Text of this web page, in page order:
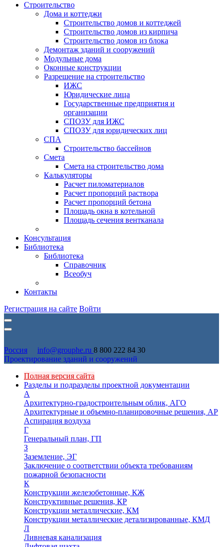
Строительство
Дома и коттеджи
Строительство домов и коттеджей
Строительство домов из кирпича
Строительство домов из блока
Демонтаж зданий и сооружений
Модульные дома
Оконные конструкции
Разрешение на строительство
ИЖС
Юридические лица
Государственные предприятия и
организации
СПОЗУ для ИЖС
СПОЗУ для юридических лиц
СПА
Строительство бассейнов
Смета
Смета на строительство дома
Калькуляторы
Расчет пиломатериалов
Расчет пропорций раствора
Расчет пропорций бетона
Площадь окна в котельной
Площадь сечения вентканала
Консультация
Библиотека
Библиотека
Справочник
Всеобуч
Контакты
Регистрация на сайте Войти
Россия info@grouphe.ru 8 800 222 84 30
Проектирование зданий и сооружений
Полная версия сайта
Разделы и подразделы проектной документации
А
Архитектурно-градостроительным облик, АГО
Архитектурные и объемно-планировочные решения, АР
Аспирация воздуха
Г
Генеральный план, ГП
З
Заземление, ЭГ
Заключение о соответствии объекта требованиям
пожарной безопасности
К
Конструкции железобетонные, КЖ
Конструктивные решения, КР
Конструкции металлические, КМ
Конструкции металлические детализированные, КМД
Л
Ливневая канализация